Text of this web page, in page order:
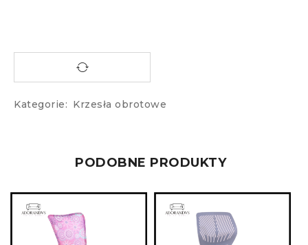
Kategorie: Krzesła obrotowe
PODOBNE PRODUKTY